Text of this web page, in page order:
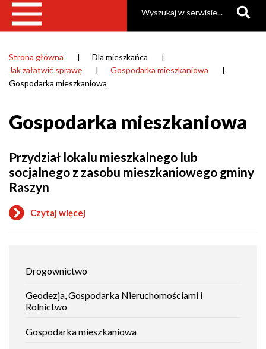
Ścieżka
nawigacyjna
Strona główna
Dla mieszkańca
Jak załatwić sprawę
Gospodarka mieszkaniowa
Gospodarka mieszkaniowa
załatwić
sprawę
Drogownictwo
Geodezja, Gospodarka Nieruchomościami i
Rolnictwo
Gospodarka mieszkaniowa
Gospodarka mieszkaniowa
Przydział lokalu mieszkalnego lub
socjalnego z zasobu mieszkaniowego gminy
Raszyn
Czytaj więcej
o
socjalnego
zasobu
mieszkaniowego